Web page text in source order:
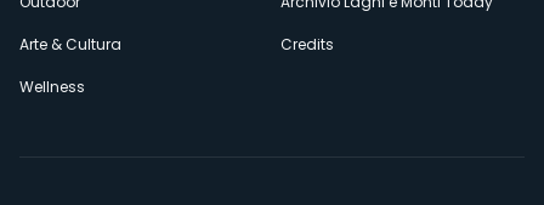
Arte & Cultura
Wellness
Credits